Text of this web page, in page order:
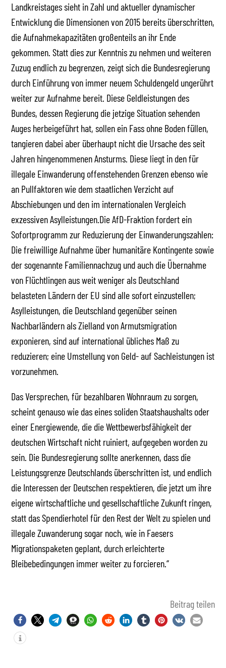
Landkreistages sieht in Zahl und aktueller dynamischer
Entwicklung die Dimensionen von 2015 bereits überschritten,
die Aufnahmekapazitäten großenteils an ihr Ende
gekommen. Statt dies zur Kenntnis zu nehmen und weiteren
Zuzug endlich zu begrenzen, zeigt sich die Bundesregierung
durch Einführung von immer neuem Schuldengeld ungerührt
weiter zur Aufnahme bereit. Diese Geldleistungen des
Bundes, dessen Regierung die jetzige Situation sehenden
Auges herbeigeführt hat, sollen ein Fass ohne Boden füllen,
tangieren dabei aber überhaupt nicht die Ursache des seit
Jahren hingenommenen Ansturms. Diese liegt in den für
illegale Einwanderung offenstehenden Grenzen ebenso wie
an Pullfaktoren wie dem staatlichen Verzicht auf
Abschiebungen und den im internationalen Vergleich
exzessiven Asylleistungen.Die AfD-Fraktion fordert ein
Sofortprogramm zur Reduzierung der Einwanderungszahlen:
Die freiwillige Aufnahme über humanitäre Kontingente sowie
der sogenannte Familiennachzug und auch die Übernahme
von Flüchtlingen aus weit weniger als Deutschland
belasteten Ländern der EU sind alle sofort einzustellen;
Asylleistungen, die Deutschland gegenüber seinen
Nachbarländern als Zielland von Armutsmigration
exponieren, sind auf international übliches Maß zu
reduzieren; eine Umstellung von Geld- auf Sachleistungen ist
vorzunehmen.
Das Versprechen, für bezahlbaren Wohnraum zu sorgen,
scheint genauso wie das eines soliden Staatshaushalts oder
einer Energiewende, die die Wettbewerbsfähigkeit der
deutschen Wirtschaft nicht ruiniert, aufgegeben worden zu
sein. Die Bundesregierung sollte anerkennen, dass die
Leistungsgrenze Deutschlands überschritten ist, und endlich
die Interessen der Deutschen respektieren, die jetzt um ihre
eigene wirtschaftliche und gesellschaftliche Zukunft ringen,
statt das Spendierhotel für den Rest der Welt zu spielen und
illegale Zuwanderung sogar noch, wie in Faesers
Migrationspaketen geplant, durch erleichterte
Bleibebedingungen immer weiter zu forcieren.“
Beitrag teilen